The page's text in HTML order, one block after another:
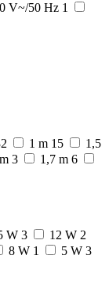
V~/50 Hz 1
1 m 15
1,5
3 1,7 m 6
W 3 12 W 2
8 W 1 5 W 3